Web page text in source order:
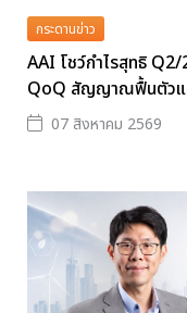
กระดานข่าว
AAI โชว์กำไรสุทธิ
QoQ สัญญาณฟื้นตัวแ
07 สิงหาคม 2569